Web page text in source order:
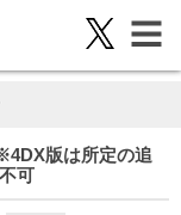
版は所定の追
可